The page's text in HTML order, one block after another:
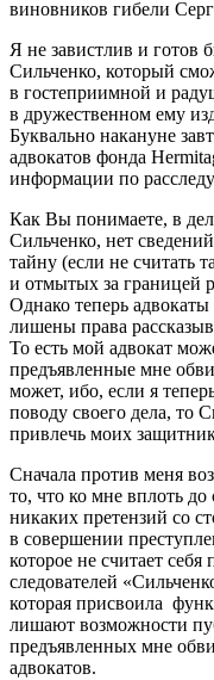
виновников гибели
Я не завистлив и готов
Сильченко, который
в гостеприимной и
в дружественном ему
Буквально накануне
адвокатов фонда
информации по
Как Вы понимаете, в
Сильченко, нет
тайну (если не считать
и отмытых за границей
Однако теперь
лишены права
То есть мой адвокат
предъявленные мне
может, ибо, если я
поводу своего дела, то
привлечь моих
Сначала против меня
то, что ко мне вплоть
никаких претензий со
в совершении
которое не считает
следователей
которая присвоила
лишают возможности
предъявленных мне
адвокатов.